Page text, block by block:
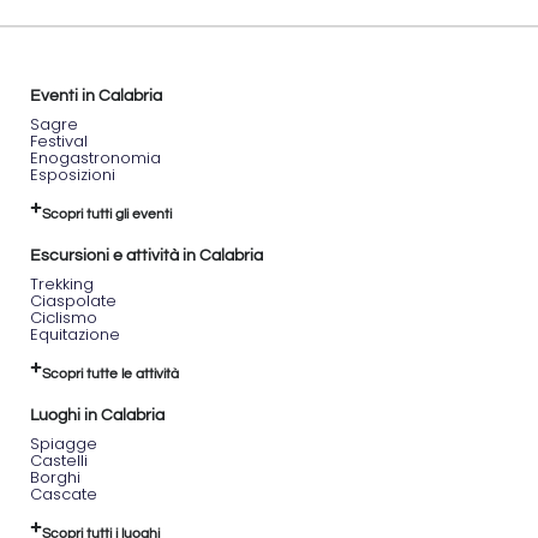
in
l’aria
e
rustica,
sentirai
scricchiolio
dei
meccanismi
in
legno
e
la
del
grano
trasformato
farina,
alla
Eventi in Calabria
Sagre
Festival
Enogastronomia
Esposizioni
Scopri tutti gli eventi
Escursioni e attività in Calabria
Trekking
Ciaspolate
Ciclismo
Equitazione
Scopri tutte le attività
Luoghi in Calabria
Spiagge
Castelli
Borghi
Cascate
Scopri tutti i luoghi